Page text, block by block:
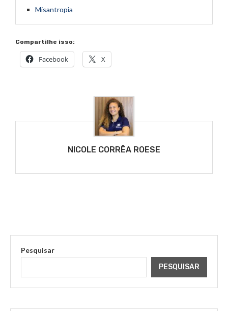
Misantropia
Compartilhe isso:
Facebook X
NICOLE CORRÊA ROESE
Pesquisar
PESQUISAR